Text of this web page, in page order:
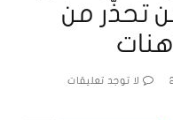
تحذّر من
لا توجد تعليقات